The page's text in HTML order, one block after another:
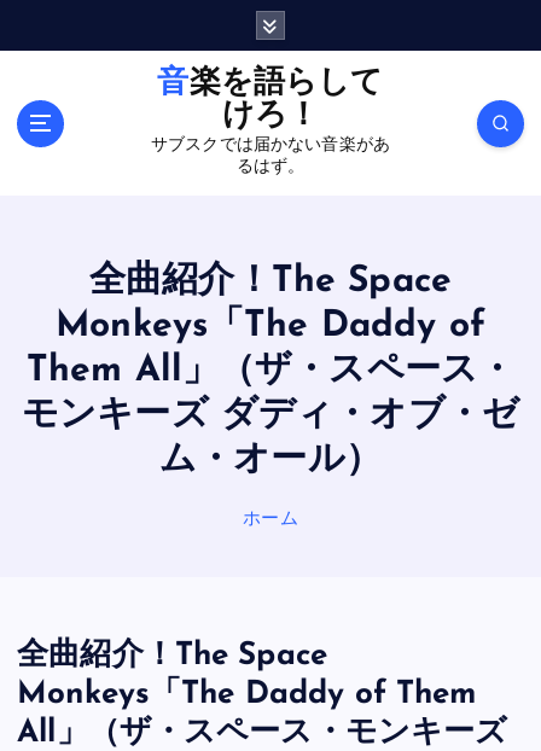
音楽を語らして
けろ！
サブスクでは届かない音楽があ
るはず。
全曲紹介！The Space
Monkeys「The Daddy of
Them All」（ザ・スペース・
モンキーズ ダディ・オブ・ゼ
ム・オール）
ホーム
全曲紹介！The Space
Monkeys「The Daddy of Them
All」（ザ・スペース・モンキーズ